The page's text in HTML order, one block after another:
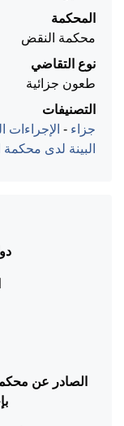
المحكمة
محكمة النقض
نوع التقاضي
طعون جزائية
التصنيفات
جزاء - الإجراءات
البينة لدى
الصادر عن